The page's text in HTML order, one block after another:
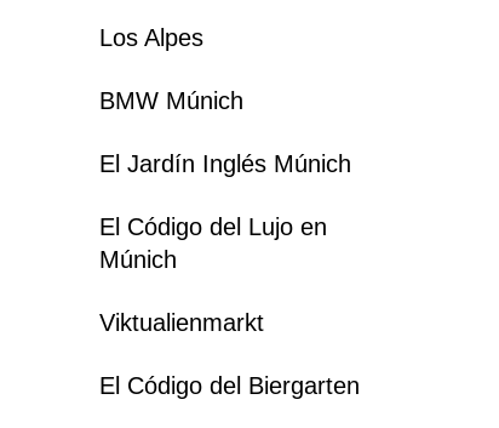
Los Alpes
BMW Múnich
El Jardín Inglés Múnich
El Código del Lujo en
Múnich
Viktualienmarkt
El Código del Biergarten